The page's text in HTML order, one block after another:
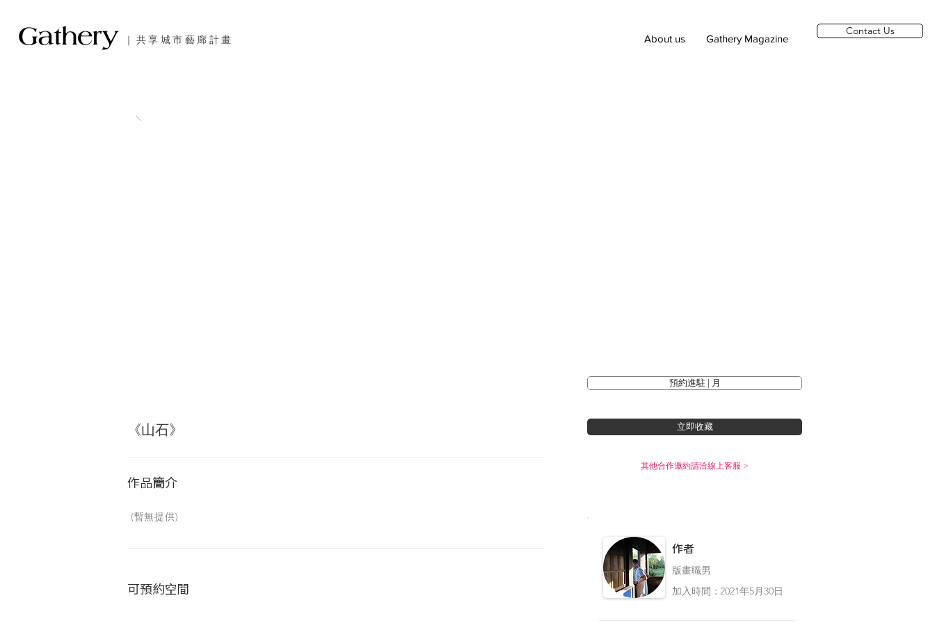
｜共享城市藝廊計畫 About us Gathery Magazine
Contact Us
《山石》
預約進駐 | 月
立即收藏
作品簡介
(暫無提供)
可預約空間
其他合作邀約請洽線上客服 >
​作者
版畫職男
加入時間：2021年5月30日